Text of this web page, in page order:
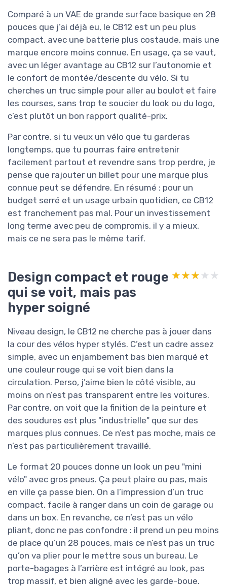
Comparé à un VAE de grande surface basique en 28
pouces que j’ai déjà eu, le CB12 est un peu plus
compact, avec une batterie plus costaude, mais une
marque encore moins connue. En usage, ça se vaut,
avec un léger avantage au CB12 sur l’autonomie et
le confort de montée/descente du vélo. Si tu
cherches un truc simple pour aller au boulot et faire
les courses, sans trop te soucier du look ou du logo,
c’est plutôt un bon rapport qualité-prix.
Par contre, si tu veux un vélo que tu garderas
longtemps, que tu pourras faire entretenir
facilement partout et revendre sans trop perdre, je
pense que rajouter un billet pour une marque plus
connue peut se défendre. En résumé : pour un
budget serré et un usage urbain quotidien, ce CB12
est franchement pas mal. Pour un investissement
long terme avec peu de compromis, il y a mieux,
mais ce ne sera pas le même tarif.
Design compact et rouge
qui se voit, mais pas
hyper soigné
★★★★★
★★★★★
Niveau design, le CB12 ne cherche pas à jouer dans
la cour des vélos hyper stylés. C’est un cadre assez
simple, avec un enjambement bas bien marqué et
une couleur rouge qui se voit bien dans la
circulation. Perso, j’aime bien le côté visible, au
moins on n’est pas transparent entre les voitures.
Par contre, on voit que la finition de la peinture et
des soudures est plus "industrielle" que sur des
marques plus connues. Ce n’est pas moche, mais ce
n’est pas particulièrement travaillé.
Le format 20 pouces donne un look un peu "mini
vélo" avec gros pneus. Ça peut plaire ou pas, mais
en ville ça passe bien. On a l’impression d’un truc
compact, facile à ranger dans un coin de garage ou
dans un box. En revanche, ce n’est pas un vélo
pliant, donc ne pas confondre : il prend un peu moins
de place qu’un 28 pouces, mais ce n’est pas un truc
qu’on va plier pour le mettre sous un bureau. Le
porte-bagages à l’arrière est intégré au look, pas
trop massif, et bien aligné avec les garde-boue.